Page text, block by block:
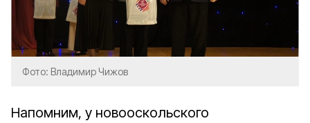
Фото: Владимир Чижов
Напомним, у новооскольского